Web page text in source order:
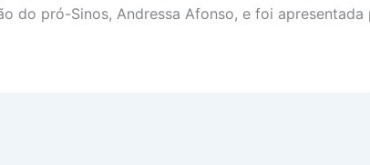
do pró-Sinos, Andressa Afonso, e foi